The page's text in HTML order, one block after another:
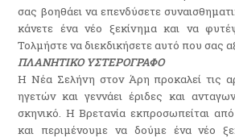
σας βοηθάει να επενδύσετε
κάνετε ένα νέο ξεκίνημα και να
Τολμήστε να διεκδικήσετε αυτό που σας
ΠΛΑΝΗΤΙΚΟ ΥΣΤΕΡΟΓΡΑΦΟ
Η Νέα Σελήνη στον Άρη προκαλεί τις
ηγετών και γεννάει έριδες και
σκηνικό. Η Βρετανία εκπροσωπείται
και περιμένουμε να δούμε ένα νέο